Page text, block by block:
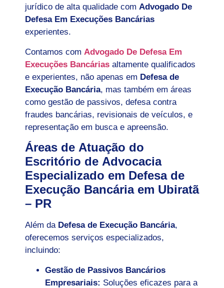
jurídico de alta qualidade com Advogado De
Defesa Em Execuções Bancárias
experientes.
Contamos com Advogado De Defesa Em
Execuções Bancárias altamente qualificados
e experientes, não apenas em Defesa de
Execução Bancária, mas também em áreas
como gestão de passivos, defesa contra
fraudes bancárias, revisionais de veículos, e
representação em busca e apreensão.
Áreas de Atuação do
Escritório de Advocacia
Especializado em Defesa de
Execução Bancária em Ubiratã
– PR
Além da Defesa de Execução Bancária,
oferecemos serviços especializados,
incluindo:
Gestão de Passivos Bancários
Empresariais: Soluções eficazes para a